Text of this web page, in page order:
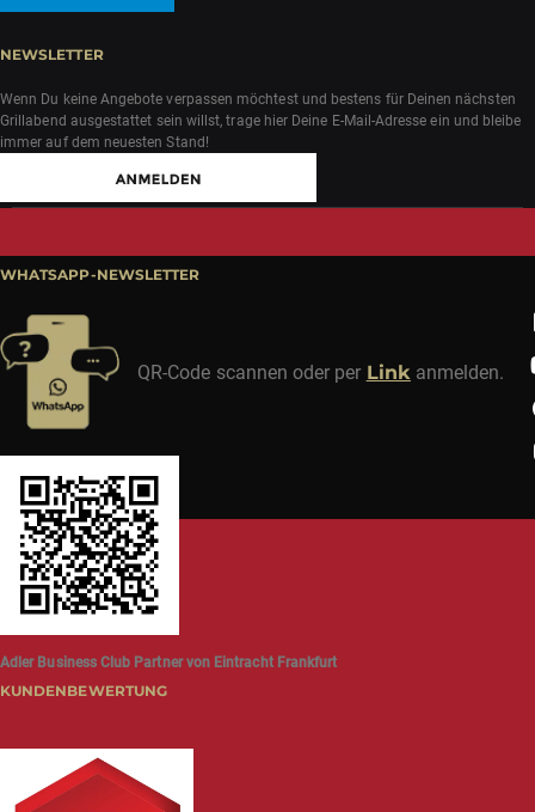
NEWSLETTER
Wenn Du keine Angebote verpassen möchtest und bestens für Deinen nächsten
Grillabend ausgestattet sein willst, trage hier Deine E-Mail-Adresse ein und bleibe
immer auf dem neuesten Stand!
WHATSAPP-NEWSLETTER
QR-Code scannen oder per Linkanmelden.
Adler Business Club Partner von Eintracht Frankfurt
KUNDENBEWERTUNG